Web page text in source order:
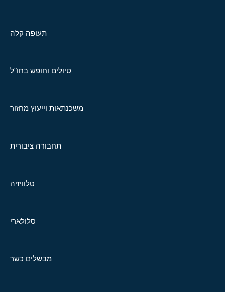
תעופה קלה
טיולים וחופש בחו"ל
משכנתאות וייעוץ מחזור
תחבורה ציבורית
טלוויזיה
סלולארי
מבשלים כשר